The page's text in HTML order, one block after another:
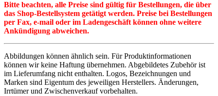
Bitte beachten, alle Preise sind gültig für Bestellungen, die über
das Shop-Bestellsystem getätigt werden. Preise bei Bestellungen
per Fax, e-mail oder im Ladengeschäft können ohne weitere
Ankündigung abweichen.
Abbildungen können ähnlich sein. Für Produktinformationen
können wir keine Haftung übernehmen. Abgebildetes Zubehör ist
im Lieferumfang nicht enthalten. Logos, Bezeichnungen und
Marken sind Eigentum des jeweiligen Herstellers. Änderungen,
Irrtümer und Zwischenverkauf vorbehalten.